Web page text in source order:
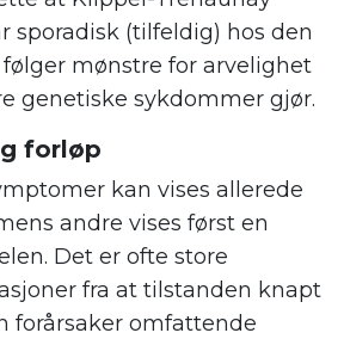
sporadisk (tilfeldig) hos den
mønstre for arvelighet
genetiske sykdommer gjør.
forløp
kan vises allerede
andre vises først en
Det er ofte store
fra at tilstanden knapt
forårsaker omfattende